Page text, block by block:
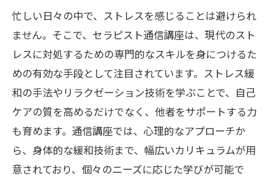
忙しい日々の中で、ストレスを感じることは避けられ
ません。そこで、セラピスト通信講座は、現代のスト
レスに対処するための専門的なスキルを身につけるた
めの有効な手段として注目されています。ストレス緩
和の手法やリラクゼーション技術を学ぶことで、自己
ケアの質を高めるだけでなく、他者をサポートする力
も育めます。通信講座では、心理的なアプローチか
ら、身体的な緩和技術まで、幅広いカリキュラムが用
意されており、個々のニーズに応じた学びが可能で